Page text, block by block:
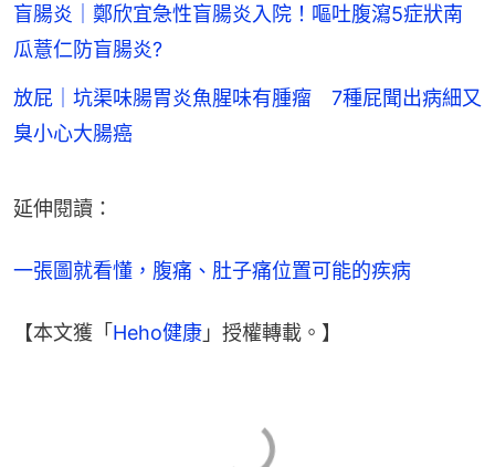
盲腸炎｜鄭欣宜急性盲腸炎入院！嘔吐腹瀉5症狀南
瓜薏仁防盲腸炎?
放屁｜坑渠味腸胃炎魚腥味有腫瘤 7種屁聞出病細又
臭小心大腸癌
延伸閱讀：
一張圖就看懂，腹痛、肚子痛位置可能的疾病
【本文獲「Heho健康 」授權轉載。】